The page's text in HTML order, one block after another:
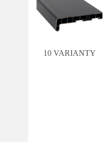
10 VARIANTY